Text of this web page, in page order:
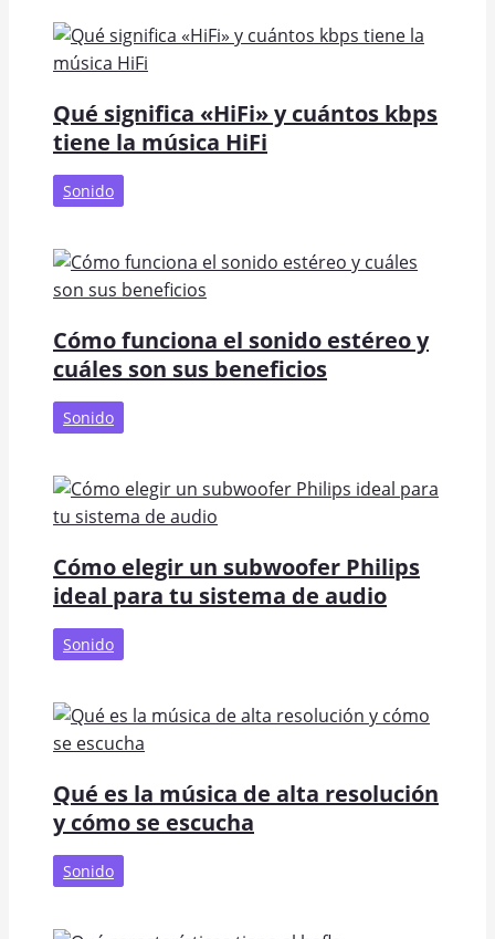
Qué significa «HiFi» y cuántos kbps
tiene la música HiFi
Sonido
Cómo funciona el sonido estéreo y
cuáles son sus beneficios
Sonido
Cómo elegir un subwoofer Philips
ideal para tu sistema de audio
Sonido
Qué es la música de alta resolución
y cómo se escucha
Sonido